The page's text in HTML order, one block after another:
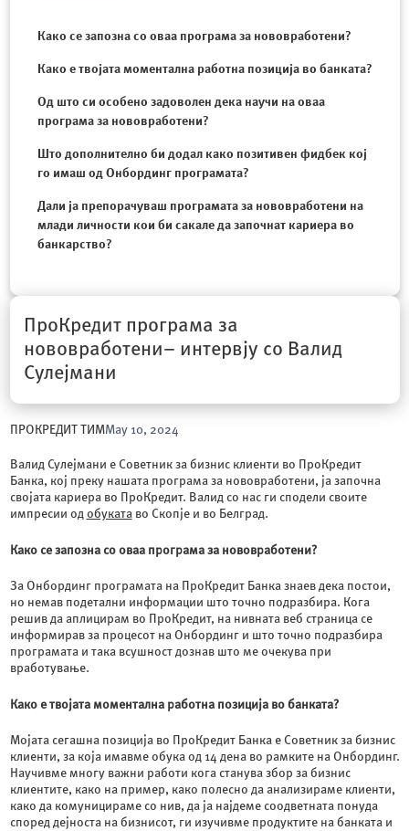
Како се запозна со оваа програма за нововработени?
Како е твојата моментална работна позиција во банката?
Од што си особено задоволен дека научи на оваа
програма за нововработени?
Што дополнително би додал како позитивен фидбек кој
го имаш од Онбординг програмата?
Дали ја препорачуваш програмата за нововработени на
млади личности кои би сакале да започнат кариера во
банкарство?
ПроКредит програма за
нововработени– интервју со Валид
Сулејмани
ПРОКРЕДИТ ТИМMay 10, 2024
Валид Сулејмани е Советник за бизнис клиенти во ПроКредит
Банка, кој преку нашата програма за нововработени, ја започна
својата кариера во ПроКредит. Валид со нас ги сподели своите
импресии од обукатаво Скопје и во Белград.
Како се запозна со оваа програма за нововработени?
За Онбординг програмата на ПроКредит Банка знаев дека постои,
но немав подетални информации што точно подразбира. Кога
решив да аплицирам во ПроКредит, на нивната веб страница се
информирав за процесот на Онбординг и што точно подразбира
програмата и така всушност дознав што ме очекува при
вработување.
Како е твојата моментална работна позиција во банката?
Мојата сегашна позиција во ПроКредит Банка е Советник за бизнис
клиенти, за која имавме обука од 14 дена во рамките на Онбординг.
Научивме многу важни работи кога станува збор за бизнис
клиентите, како на пример, како полесно да анализираме клиенти,
како да комуницираме со нив, да ја најдеме соодветната понуда
според дејноста на бизнисот, ги изучивме продуктите на банката и